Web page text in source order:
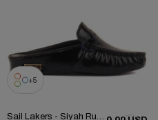
5
Sail Lakers - Siyah Rugan Kadın Ev Terliği 109-557-X